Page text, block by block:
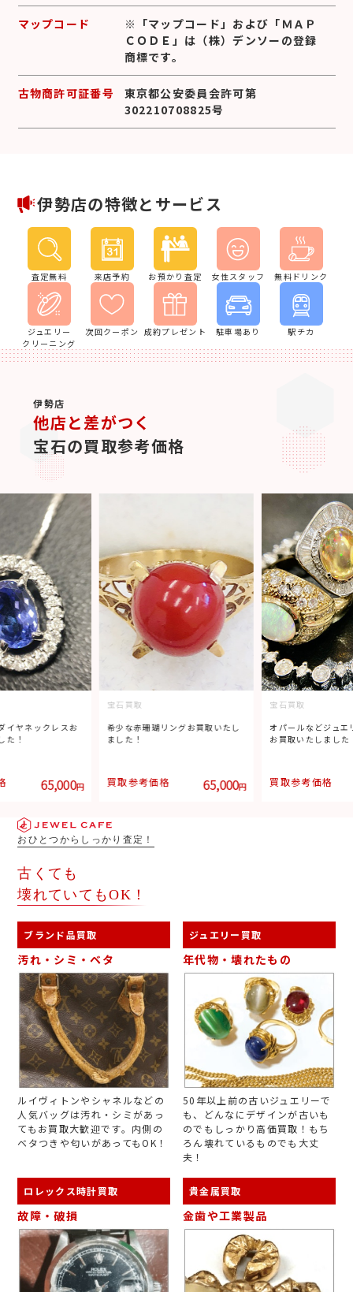
マップコード
※「マップコード」および「ＭＡＰ
ＣＯＤＥ」は（株）デンソーの登録
商標です。
古物商許可証番号
東京都公安委員会許可第
302210708825号
伊勢店の特徴とサービス
査定無料 来店予約 お預かり査定 女性スタッフ 無料ドリンク
ジュエリー
クリーニング
次回クーポン 成約プレゼント 駐車場あり 駅チカ
伊勢店
他店と差がつく
宝石の買取参考価格
イヤネックレスお
た！
65,000円
宝石買取
希少な赤珊瑚リングお買取いたし
ました！
買取参考価格 65,000円
宝石買取
オパールなどジュエ
お買取いたしました
買取参考価格
おひとつからしっかり査定！
古くても
壊れていてもOK！
ブランド品買取
汚れ・シミ・ベタ
ルイヴィトンやシャネルなどの
人気バッグは汚れ・シミがあっ
てもお買取大歓迎です。内側の
ベタつきや匂いがあってもOK！
ジュエリー買取
年代物・壊れたもの
50年以上前の古いジュエリーで
も、どんなにデザインが古いも
のでもしっかり高価買取！もち
ろん壊れているものでも大丈
夫！
ロレックス時計買取
故障・破損
貴金属買取
金歯や工業製品